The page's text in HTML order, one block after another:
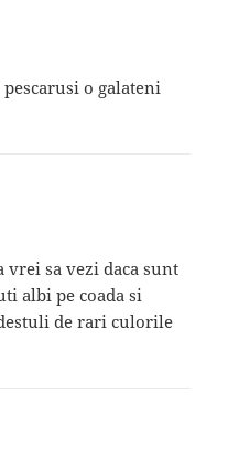
o galateni
vrei sa vezi daca sunt
albi pe coada si
de rari culorile